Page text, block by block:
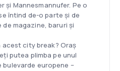
și Mannesmannufer. Pe o
întind de-o parte și de
de magazine, baruri și
city break? Oraș
putea plimba pe unul
europene –